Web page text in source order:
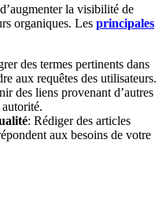
la visibilité de
organiques. Les principales
des termes pertinents dans
aux requêtes des utilisateurs.
des liens provenant d’autres
: Rédiger des articles
aux besoins de votre